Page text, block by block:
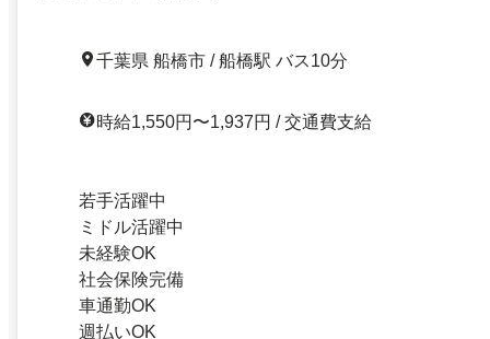
千葉県 船橋市 / 船橋駅 バス10分
時給1,550円〜1,937円 / 交通費支給
若手活躍中
ミドル活躍中
未経験OK
社会保険完備
車通勤OK
週払いOK